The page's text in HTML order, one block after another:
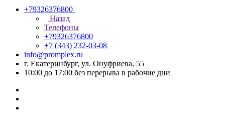
+79326376800
Назад
Телефоны
+79326376800
+7 (343) 232-03-08
info@promplex.ru
г. Екатеринбург, ул. Онуфриева, 55
10:00 до 17:00 без перерыва в рабочие дни